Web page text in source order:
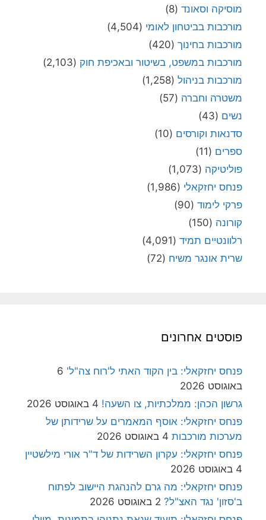
מוסיקה וסאונד (8)
מורכבות בביטחון לאומי (4,504)
מורכבות בחינוך (420)
מורכבות במשפט, בשיטור ובאכיפת חוק (2,103)
מורכבות בניהול (1,258)
משטרה וחברה (57)
נשים (43)
סדנאות וקורסים (10)
ספרים (11)
פוליטיקה (1,073)
פנחס יחזקאלי (1,986)
פרקי לימוד (90)
קורונה (150)
רלוונטיים תמיד (4,091)
שרית אונגר משיח (72)
פוסטים אחרונים
פנחס יחזקאלי: בין הקוד האתי ל'רוח צה"ל' 6
באוגוסט 2026
גרשון הכהן: ממלכתיות, צו השעה! 4 באוגוסט 2026
פנחס יחזקאלי: אוסף המאמרים על שרידותן של
מערכות מורכבות 4 באוגוסט 2026
פנחס יחזקאלי: עקרון השרידות של ד"ר אורי מילשטיין
4 באוגוסט 2026
פנחס יחזקאלי: מה גרם להנהגת היישוב לפתוח
ב'סזון' נגד האצ"ל? 2 באוגוסט 2026